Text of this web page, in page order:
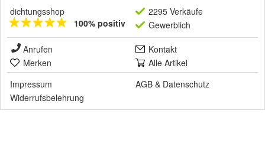
dichtungsshop
100% positiv
2295 Verkäufe
Gewerblich
Anrufen
Kontakt
Merken
Alle Artikel
Impressum
AGB & Datenschutz
Widerrufsbelehrung